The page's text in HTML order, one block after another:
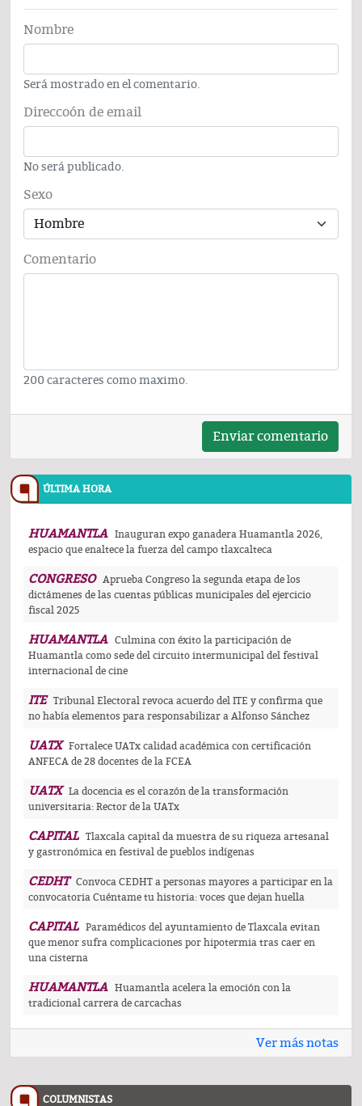
Nombre
Será mostrado en el comentario.
Direccoón de email
No será publicado.
Sexo
Comentario
200 caracteres como maximo.
Enviar comentario
ÚLTIMA HORA
HUAMANTLA
Inauguran expo ganadera Huamantla 2026,
espacio que enaltece la fuerza del campo tlaxcalteca
CONGRESO
Aprueba Congreso la segunda etapa de los
dictámenes de las cuentas públicas municipales del ejercicio
fiscal 2025
HUAMANTLA
Culmina con éxito la participación de
Huamantla como sede del circuito intermunicipal del festival
internacional de cine
ITE
Tribunal Electoral revoca acuerdo del ITE y confirma que
no había elementos para responsabilizar a Alfonso Sánchez
UATX
Fortalece UATx calidad académica con certificación
ANFECA de 28 docentes de la FCEA
UATX
La docencia es el corazón de la transformación
universitaria: Rector de la UATx
CAPITAL
Tlaxcala capital da muestra de su riqueza artesanal
y gastronómica en festival de pueblos indígenas
CEDHT
Convoca CEDHT a personas mayores a participar en la
convocatoria Cuéntame tu historia: voces que dejan huella
CAPITAL
Paramédicos del ayuntamiento de Tlaxcala evitan
que menor sufra complicaciones por hipotermia tras caer en
una cisterna
HUAMANTLA
Huamantla acelera la emoción con la
tradicional carrera de carcachas
Ver más notas
COLUMNISTAS